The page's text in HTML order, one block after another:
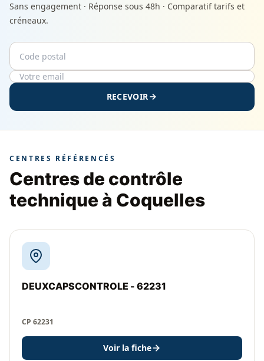
Sans engagement · Réponse sous 48h · Comparatif tarifs et
créneaux.
Code postal
Email
RECEVOIR
CENTRES RÉFÉRENCÉS
Centres de contrôle
technique à Coquelles
DEUXCAPSCONTROLE - 62231
CP 62231
Voir la fiche